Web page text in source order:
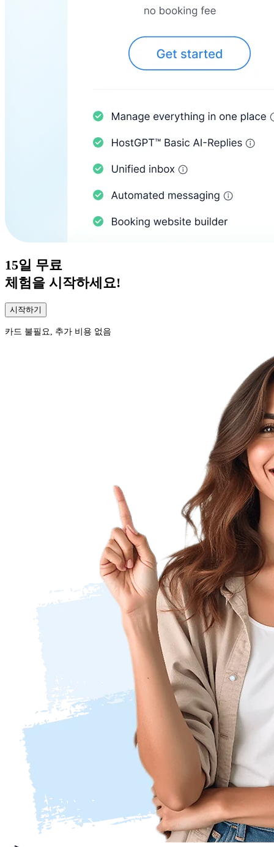
15일 무료
체험을 시작하세요!
시작하기
카드 불필요, 추가 비용 없음